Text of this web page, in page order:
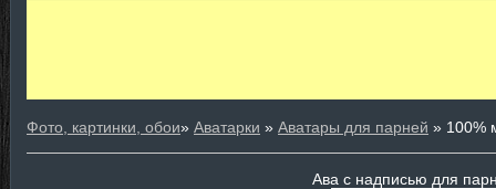
Фото, картинки, обои» Аватарки » Аватары для парней » 100%
Ава с надписью для